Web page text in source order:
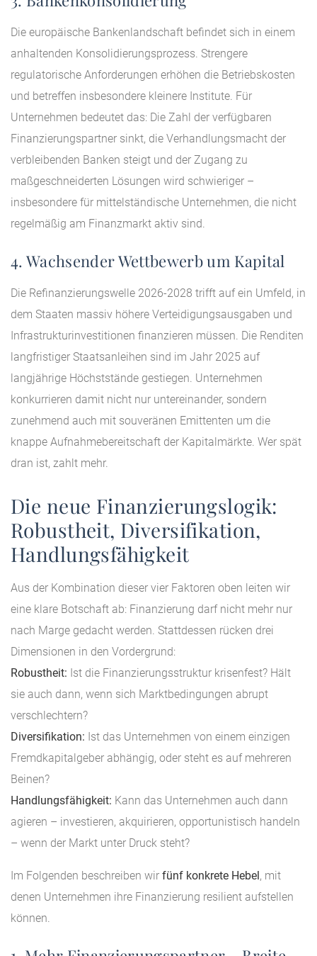
Die europäische Bankenlandschaft befindet sich in einem
anhaltenden Konsolidierungsprozess. Strengere
regulatorische Anforderungen erhöhen die Betriebskosten
und betreffen insbesondere kleinere Institute. Für
Unternehmen bedeutet das: Die Zahl der verfügbaren
Finanzierungspartner sinkt, die Verhandlungsmacht der
verbleibenden Banken steigt und der Zugang zu
maßgeschneiderten Lösungen wird schwieriger –
insbesondere für mittelständische Unternehmen, die nicht
regelmäßig am Finanzmarkt aktiv sind.
4. Wachsender Wettbewerb um Kapital
Die Refinanzierungswelle 2026-2028 trifft auf ein Umfeld, in
dem Staaten massiv höhere Verteidigungsausgaben und
Infrastrukturinvestitionen finanzieren müssen. Die Renditen
langfristiger Staatsanleihen sind im Jahr 2025 auf
langjährige Höchststände gestiegen. Unternehmen
konkurrieren damit nicht nur untereinander, sondern
zunehmend auch mit souveränen Emittenten um die
knappe Aufnahmebereitschaft der Kapitalmärkte. Wer spät
dran ist, zahlt mehr.
Die neue Finanzierungslogik:
Robustheit, Diversifikation,
Handlungsfähigkeit
Aus der Kombination dieser vier Faktoren oben leiten wir
eine klare Botschaft ab: Finanzierung darf nicht mehr nur
nach Marge gedacht werden. Stattdessen rücken drei
Dimensionen in den Vordergrund:
Robustheit: Ist die Finanzierungsstruktur krisenfest? Hält
sie auch dann, wenn sich Marktbedingungen abrupt
verschlechtern?
Diversifikation: Ist das Unternehmen von einem einzigen
Fremdkapitalgeber abhängig, oder steht es auf mehreren
Beinen?
Handlungsfähigkeit: Kann das Unternehmen auch dann
agieren – investieren, akquirieren, opportunistisch handeln
– wenn der Markt unter Druck steht?
Im Folgenden beschreiben wir fünf konkrete Hebel , mit
denen Unternehmen ihre Finanzierung resilient aufstellen
können.